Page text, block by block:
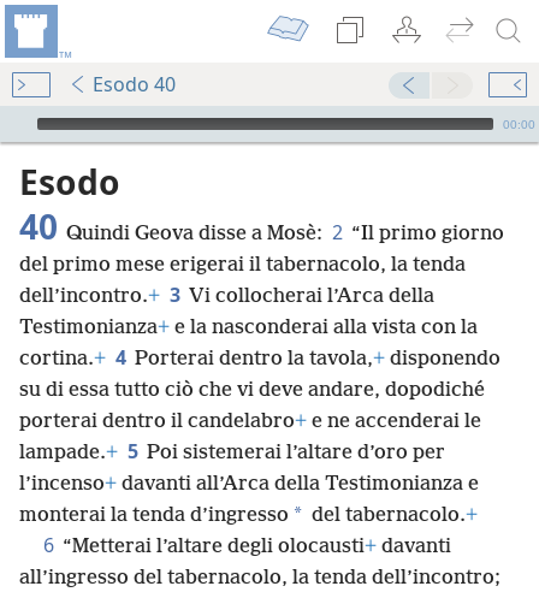
Esodo 40
Audio Player
00:00
Esodo
40 Quindi Geova disse a Mosè: 2 “Il primo giorno
del primo mese erigerai il tabernacolo, la tenda
dell’incontro.+ 3 Vi collocherai l’Arca della
Testimonianza+ e la nasconderai alla vista con la
cortina.+ 4 Porterai dentro la tavola,+ disponendo
su di essa tutto ciò che vi deve andare, dopodiché
porterai dentro il candelabro+ e ne accenderai le
lampade.+ 5 Poi sistemerai l’altare d’oro per
l’incenso+ davanti all’Arca della Testimonianza e
monterai la tenda d’ingresso * del tabernacolo.+
6 “Metterai l’altare degli olocausti+ davanti
all’ingresso del tabernacolo, la tenda dell’incontro;